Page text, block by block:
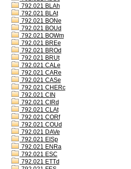
792.021 BLAh
792.021 BLAt
792.021 BONe
792.021 BOUd
792.021 BOWm
792.021 BREe
792.021 BROd
792.021 BRUt
792.021 CALe
792.021 CARe
792.021 CASe
792.021 CHERc
792.021 CIN
792.021 CIRd
792.021 CLAt
792.021 CORf
792.021 COUd
792.021 DAVe
792.021 EISp
792.021 ENRa
792.021 ESC
792.021 ETTd